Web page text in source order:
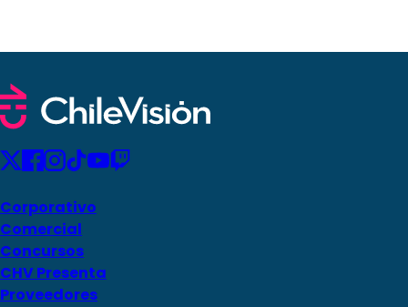
Corporativo
Comercial
Concursos
CHV Presenta
Proveedores